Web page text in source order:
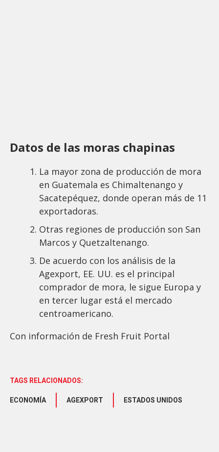
Datos de las moras chapinas
La mayor zona de producción de mora
en Guatemala es Chimaltenango y
Sacatepéquez, donde operan más de 11
exportadoras.
Otras regiones de producción son San
Marcos y Quetzaltenango.
De acuerdo con los análisis de la
Agexport, EE. UU. es el principal
comprador de mora, le sigue Europa y
en tercer lugar está el mercado
centroamericano.
Con información de Fresh Fruit Portal
TAGS RELACIONADOS:
ECONOMÍA AGEXPORT ESTADOS UNIDOS